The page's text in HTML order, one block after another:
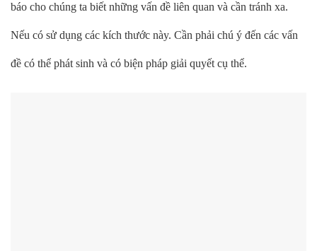
báo cho chúng ta biết những vấn đề liên quan và cần tránh xa.
Nếu có sử dụng các kích thước này. Cần phải chú ý đến các vấn
đề có thể phát sinh và có biện pháp giải quyết cụ thể.